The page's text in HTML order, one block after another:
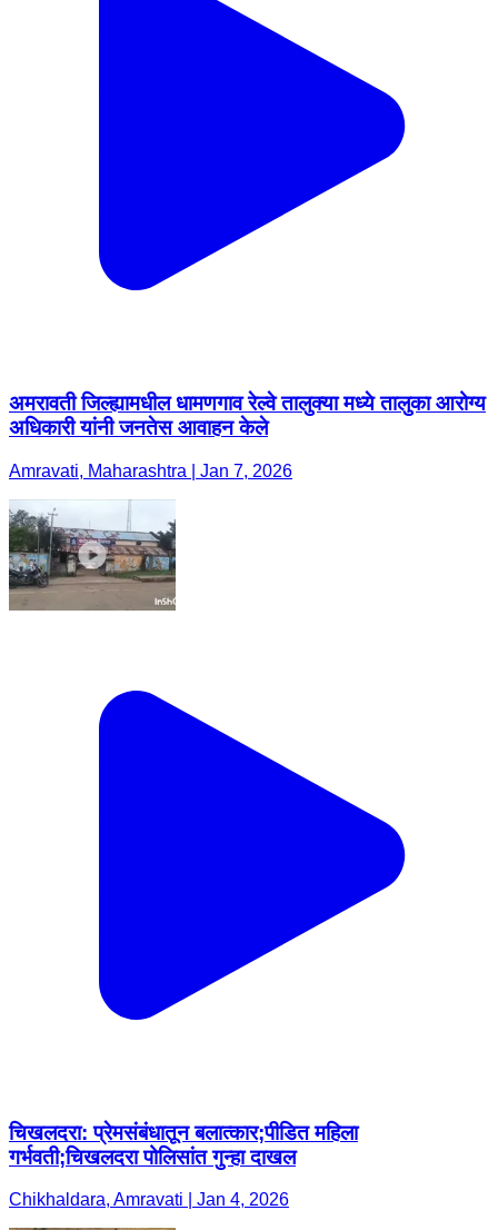
अमरावती जिल्ह्यामधील धामणगाव रेल्वे तालुक्या मध्ये तालुका आरोग्य
अधिकारी यांनी जनतेस आवाहन केले
Amravati, Maharashtra | Jan 7, 2026
चिखलदरा: प्रेमसंबंधातून बलात्कार;पीडित महिला
गर्भवती;चिखलदरा पोलिसांत गुन्हा दाखल
Chikhaldara, Amravati | Jan 4, 2026